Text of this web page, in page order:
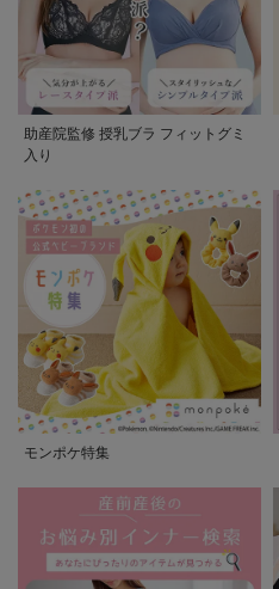
助産院監修 授乳ブラ フィットグミ
入り
モンポケ特集